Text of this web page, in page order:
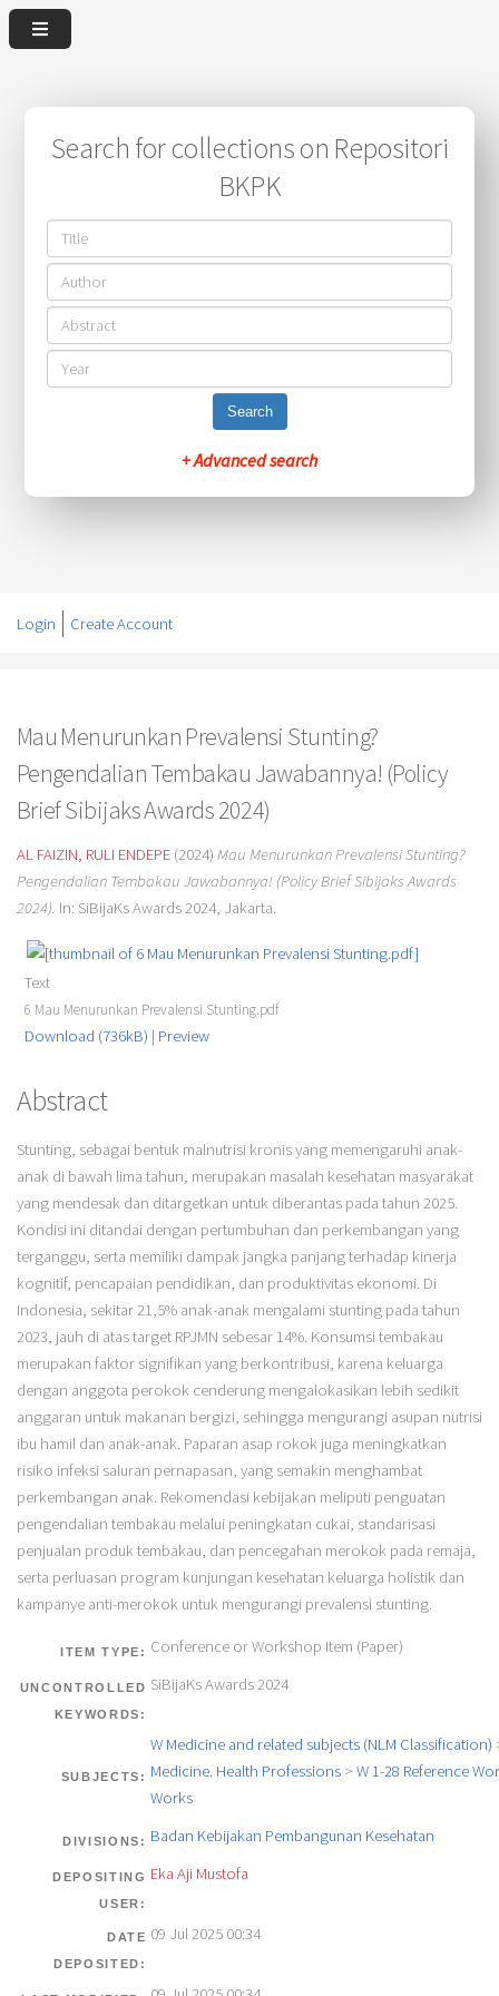
Search for collections on Repositori
BKPK
Search
+ Advanced search
Login Create Account
Mau Menurunkan Prevalensi Stunting?
Pengendalian Tembakau Jawabannya! (Policy
Brief Sibijaks Awards 2024)
AL FAIZIN, RULI ENDEPE(2024) Mau Menurunkan Prevalensi Stunting?
Pengendalian Tembakau Jawabannya! (Policy Brief Sibijaks Awards
2024). In: SiBijaKs Awards 2024, Jakarta.
Text
6 Mau Menurunkan Prevalensi Stunting.pdf
Download (736kB) | Preview
Abstract
Stunting, sebagai bentuk malnutrisi kronis yang memengaruhi anak-
anak di bawah lima tahun, merupakan masalah kesehatan masyarakat
yang mendesak dan ditargetkan untuk diberantas pada tahun 2025.
Kondisi ini ditandai dengan pertumbuhan dan perkembangan yang
terganggu, serta memiliki dampak jangka panjang terhadap kinerja
kognitif, pencapaian pendidikan, dan produktivitas ekonomi. Di
Indonesia, sekitar 21,5% anak-anak mengalami stunting pada tahun
2023, jauh di atas target RPJMN sebesar 14%. Konsumsi tembakau
merupakan faktor signifikan yang berkontribusi, karena keluarga
dengan anggota perokok cenderung mengalokasikan lebih sedikit
anggaran untuk makanan bergizi, sehingga mengurangi asupan nutrisi
ibu hamil dan anak-anak. Paparan asap rokok juga meningkatkan
risiko infeksi saluran pernapasan, yang semakin menghambat
perkembangan anak. Rekomendasi kebijakan meliputi penguatan
pengendalian tembakau melalui peningkatan cukai, standarisasi
penjualan produk tembakau, dan pencegahan merokok pada remaja,
serta perluasan program kunjungan kesehatan keluarga holistik dan
kampanye anti-merokok untuk mengurangi prevalensi stunting.
ITEM TYPE: Conference or Workshop Item (Paper)
UNCONTROLLED
KEYWORDS:
SiBijaKs Awards 2024
SUBJECTS:
W Medicine and related subjects (NLM Classification)
Medicine. Health Professions> W 1-28 Reference
Works
DIVISIONS: Badan Kebijakan Pembangunan Kesehatan
DEPOSITING
USER:
Eka Aji Mustofa
DATE
DEPOSITED:
09 Jul 2025 00:34